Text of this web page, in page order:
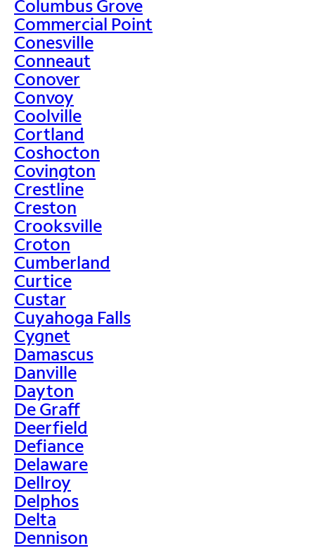
Columbus Grove
Commercial Point
Conesville
Conneaut
Conover
Convoy
Coolville
Cortland
Coshocton
Covington
Crestline
Creston
Crooksville
Croton
Cumberland
Curtice
Custar
Cuyahoga Falls
Cygnet
Damascus
Danville
Dayton
De Graff
Deerfield
Defiance
Delaware
Dellroy
Delphos
Delta
Dennison